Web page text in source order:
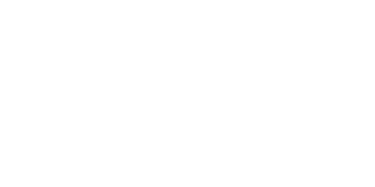
ーザーです
実績があります
あります